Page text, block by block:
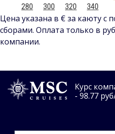
280 300 320 340
Цена указана в € за каюту с
сборами. Оплата только в
компании.
Курс
- 98.77